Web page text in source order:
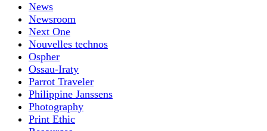
News
Newsroom
Next One
Nouvelles technos
Ospher
Ossau-Iraty
Parrot Traveler
Philippine Janssens
Photography
Print Ethic